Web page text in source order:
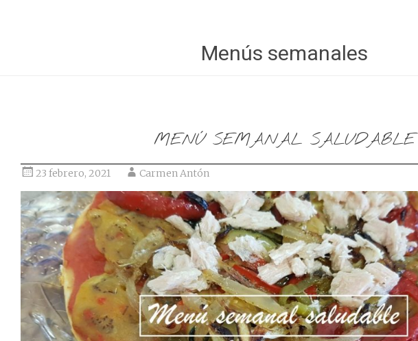
Menús semanales
MENÚ SEMANAL SALUDABLE
23 febrero, 2021 Carmen Antón